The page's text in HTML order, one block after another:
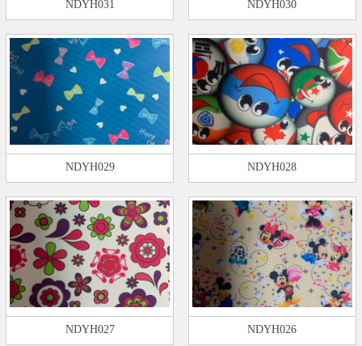
NDYH031 NDYH030
NDYH029 NDYH028
NDYH027 NDYH026